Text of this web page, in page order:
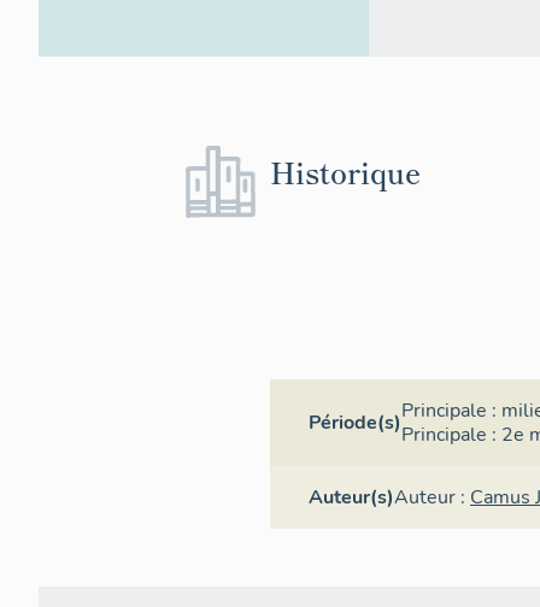
Historique
Période(s)Principale :
Principale : 2e
Auteur(s)Auteur : Camus